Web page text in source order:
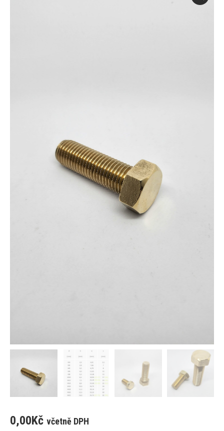
0,00Kč včetně DPH